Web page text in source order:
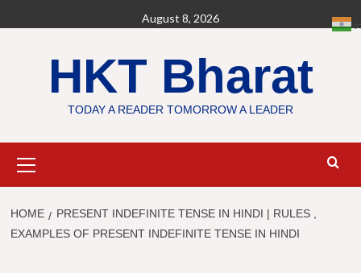
to
August 8, 2026
HKT Bharat
TODAY A READER TOMORROW A LEADER
Menu
HOME
PRESENT INDEFINITE TENSE IN HINDI | RULES ,
EXAMPLES OF PRESENT INDEFINITE TENSE IN HINDI